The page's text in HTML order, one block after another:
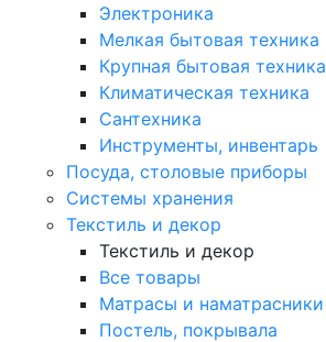
Электроника
Мелкая бытовая техника
Крупная бытовая техника
Климатическая техника
Сантехника
Инструменты, инвентарь
Посуда, столовые приборы
Системы хранения
Текстиль и декор
Текстиль и декор
Все товары
Матрасы и наматрасники
Постель, покрывала